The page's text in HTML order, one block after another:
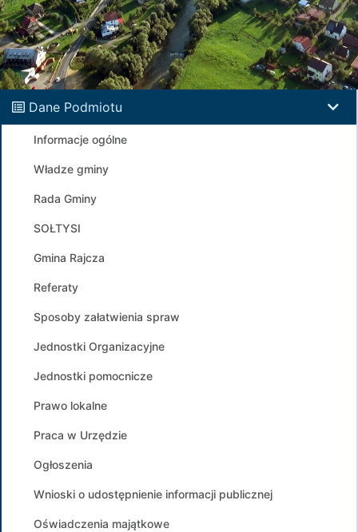
Dane Podmiotu
Informacje ogólne
Władze gminy
Rada Gminy
SOŁTYSI
Gmina Rajcza
Referaty
Sposoby załatwienia spraw
Jednostki Organizacyjne
Jednostki pomocnicze
Prawo lokalne
Praca w Urzędzie
Ogłoszenia
Wnioski o udostępnienie informacji publicznej
Oświadczenia majątkowe